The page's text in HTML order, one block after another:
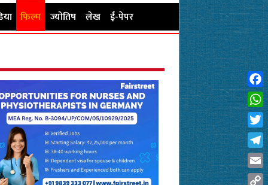
फिल्म ज्योतिष लेख ई-पेपर